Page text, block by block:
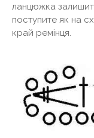
ланцюжка
поступите як на
край ремінця.